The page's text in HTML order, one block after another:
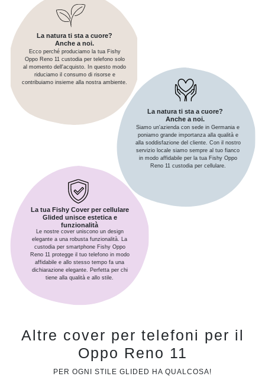
La natura ti sta a cuore?
Anche a noi.
Ecco perché produciamo la tua Fishy
Oppo Reno 11 custodia per telefono solo
al momento dell'acquisto. In questo modo
riduciamo il consumo di risorse e
contribuiamo insieme alla nostra ambiente.
La natura ti sta a cuore?
Anche a noi.
Siamo un'azienda con sede in Germania e
poniamo grande importanza alla qualità e
alla soddisfazione del cliente. Con il nostro
servizio locale siamo sempre al tuo fianco
in modo affidabile per la tua Fishy Oppo
Reno 11 custodia per cellulare.
La tua Fishy Cover per cellulare
Glided unisce estetica e
funzionalità
Le nostre cover uniscono un design
elegante a una robusta funzionalità. La
custodia per smartphone Fishy Oppo
Reno 11 protegge il tuo telefono in modo
affidabile e allo stesso tempo fa una
dichiarazione elegante. Perfetta per chi
tiene alla qualità e allo stile.
Altre cover per telefoni per il
Oppo Reno 11
PER OGNI STILE GLIDED HA QUALCOSA!